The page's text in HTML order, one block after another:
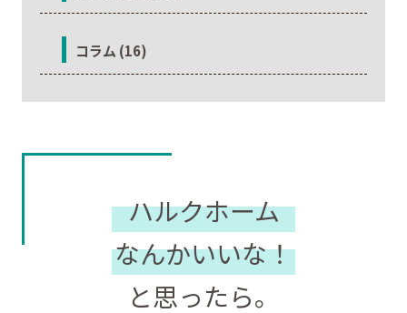
コラム (16)
ハルクホーム
なんかいいな！
と思ったら。